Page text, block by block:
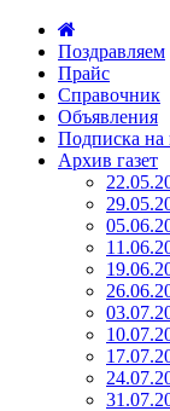
Поздравляем
Прайс
Справочник
Объявления
Подписка на
Архив газет